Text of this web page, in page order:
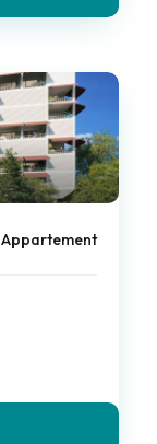
Appartement